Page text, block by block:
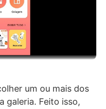
um ou mais dos
galeria. Feito isso,